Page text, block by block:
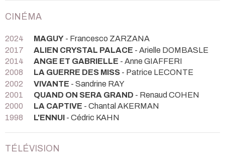
CINÉMA
2024 MAGUY - Francesco ZARZANA
2017
ALIEN CRYSTAL PALACE - Arielle DOMBASLE
2014
ANGE ET GABRIELLE - Anne GIAFFERI
2008
LA GUERRE DES MISS - Patrice LECONTE
2002
VIVANTE - Sandrine RAY
2001
QUAND ON SERA GRAND - Renaud COHEN
2000
LA CAPTIVE - Chantal AKERMAN
1998
L'ENNUI - Cédric KAHN
TÉLÉVISION